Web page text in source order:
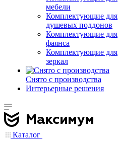
мебели
Комплектующие для
душевых поддонов
Комплектующие для
фаянса
Комплектующие для
зеркал
Снято с производства
Интерьерные решения
Каталог